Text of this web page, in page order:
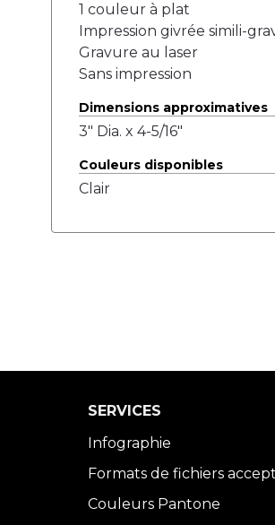
1 couleur à plat
Impression givrée simili-
Gravure au laser
Sans impression
Dimensions approximatives
3" Dia. x 4-5/16"
Couleurs disponibles
Clair
SERVICES
Infographie
Formats de fichiers
Couleurs Pantone